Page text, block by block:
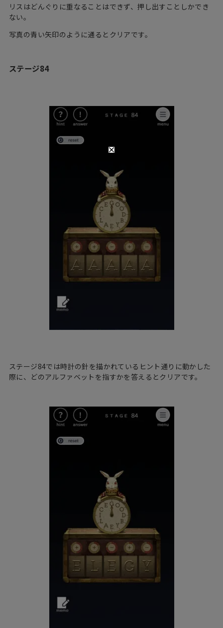
リスはどんぐりに重なることはできず、押し出すことしかでき
ない。
写真の青い矢印のように通るとクリアです。
ステージ84
ステージ84では時計の針を描かれているヒント通りに動かした
際に、どのアルファベットを指すかを答えるとクリアです。